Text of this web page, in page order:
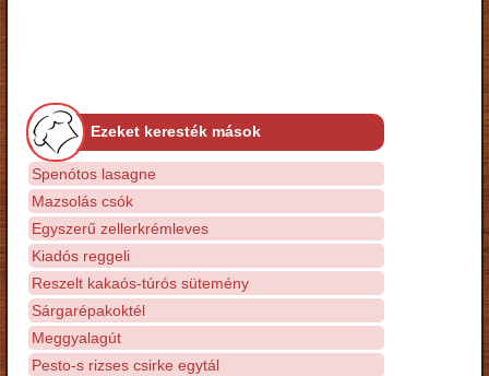
Ezeket keresték mások
Spenótos lasagne
Mazsolás csók
Egyszerű zellerkrémleves
Kiadós reggeli
Reszelt kakaós-túrós sütemény
Sárgarépakoktél
Meggyalagút
Pesto-s rizses csirke egytál